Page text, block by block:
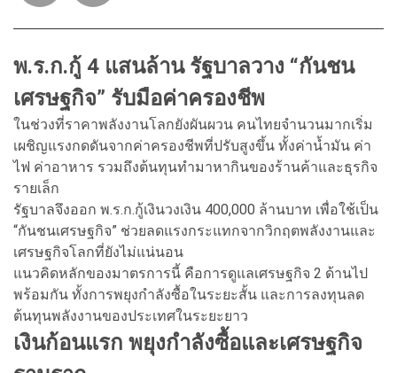
พ.ร.ก.กู้ 4 แสนล้าน รัฐบาลวาง “กันชน
เศรษฐกิจ” รับมือค่าครองชีพ
ในช่วงที่ราคาพลังงานโลกยังผันผวน คนไทยจำนวนมากเริ่ม
เผชิญแรงกดดันจากค่าครองชีพที่ปรับสูงขึ้น ทั้งค่าน้ำมัน ค่า
ไฟ ค่าอาหาร รวมถึงต้นทุนทำมาหากินของร้านค้าและธุรกิจ
รายเล็ก
รัฐบาลจึงออก พ.ร.ก.กู้เงินวงเงิน 400,000 ล้านบาท เพื่อใช้เป็น
“กันชนเศรษฐกิจ” ช่วยลดแรงกระแทกจากวิกฤตพลังงานและ
เศรษฐกิจโลกที่ยังไม่แน่นอน
แนวคิดหลักของมาตรการนี้ คือการดูแลเศรษฐกิจ 2 ด้านไป
พร้อมกัน ทั้งการพยุงกำลังซื้อในระยะสั้น และการลงทุนลด
ต้นทุนพลังงานของประเทศในระยะยาว
เงินก้อนแรก พยุงกำลังซื้อและเศรษฐกิจ